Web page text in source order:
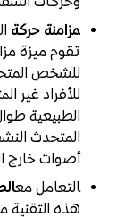
‍مزامنة حركة
تقوم ميزة
للشخص
للأفراد غير
الطبيعية
المتحدث
أصوات خارج
‍التعامل مع
هذه التقنية